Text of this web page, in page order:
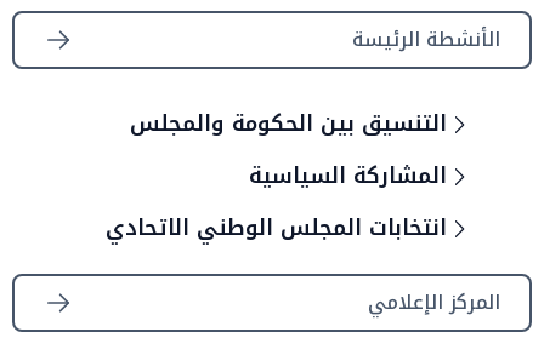
الأنشطة الرئيسة
التنسيق بين الحكومة والمجلس
المشاركة السياسية
انتخابات المجلس الوطني الاتحادي
المركز الإعلامي